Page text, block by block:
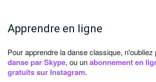
Apprendre en ligne
Pour apprendre la danse classique, n'oubliez
danse par Skype, ou unabonnement en
gratuits sur Instagram.